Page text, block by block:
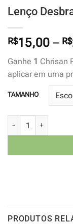
Lenço
R$15,00 – R$
Ganhe 1 Chrisan
aplicar em uma
TAMANHO
Lenço
PRODUTOS